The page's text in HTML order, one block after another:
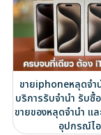
ขายiphoneหลุดจำน
บริการรับจำนำ รับ
ขายของหลุดจำนำ แ
อุปกรณ์ไ